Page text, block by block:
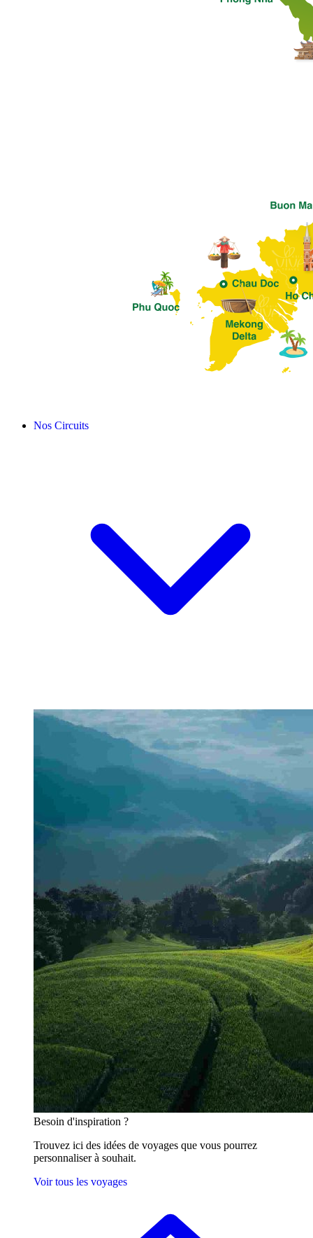
Nos Circuits
Besoin d'inspiration ?
Trouvez ici des idées de voyages que vous pourrez
personnaliser à souhait.
Voir tous les voyages